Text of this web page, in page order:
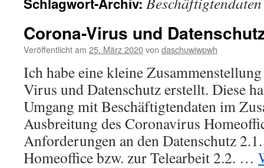
Corona-Virus und
Veröffentlicht am 25. März 2020von daschuwiwpwh
Ich habe eine kleine
Virus und Datenschutz erstellt. Diese
Umgang mit Beschäftigtendaten im
Ausbreitung des Coronavirus
Anforderungen an den Datenschutz
Homeoffice bzw. zur Telearbeit 2.2. …